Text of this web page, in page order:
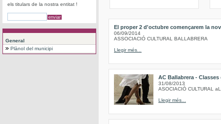
els titulars de la nostra entitat !
General
Plànol del municipi
El proper 2 d'octubre començarem la
06/09/2014
ASSOCIACIÓ CULTURAL BALLABRERA
Llegir més...
AC Ballabrera -
31/08/2013
ASOCIACIÓ CULTURAL
Llegir més...